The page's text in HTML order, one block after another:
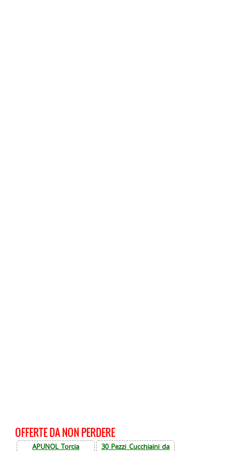
OFFERTE DA NON PERDERE
APUNOL Torcia 30 Pezzi Cucchiaini da